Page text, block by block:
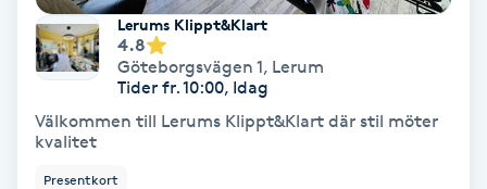
Hårborttagning
Hårbottenbehandling
Hårförlängning
Lerums Klippt&Klart
4.8
Göteborgsvägen 1, Lerum
Tider fr. 10:00, Idag
Välkommen till Lerums Klippt&Klart där stil möter
kvalitet
Presentkort